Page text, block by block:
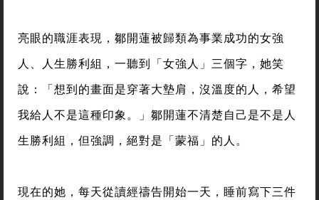
亮眼的職涯表現，鄒開蓮被歸類為事業成功的女強
人、人生勝利組，一聽到「女強人」三個字，她笑
說：「想到的畫面是穿著大墊肩，沒溫度的人，希望
我給人不是這種印象。」鄒開蓮不清楚自己是不是人
生勝利組，但強調，絕對是「蒙福」的人。
現在的她，每天從讀經禱告開始一天，睡前寫下三件